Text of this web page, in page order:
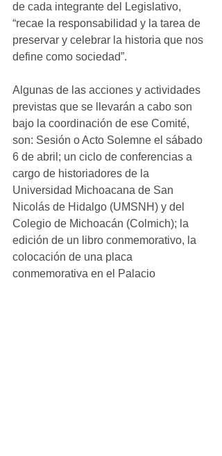
de cada integrante del Legislativo,
“recae la responsabilidad y la tarea de
preservar y celebrar la historia que nos
define como sociedad”.
Algunas de las acciones y actividades
previstas que se llevarán a cabo son
bajo la coordinación de ese Comité,
son: Sesión o Acto Solemne el sábado
6 de abril; un ciclo de conferencias a
cargo de historiadores de la
Universidad Michoacana de San
Nicolás de Hidalgo (UMSNH) y del
Colegio de Michoacán (Colmich); la
edición de un libro conmemorativo, la
colocación de una placa
conmemorativa en el Palacio